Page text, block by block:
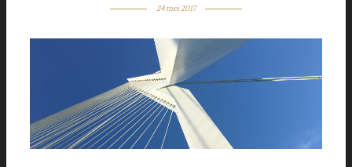
24 mei 2017